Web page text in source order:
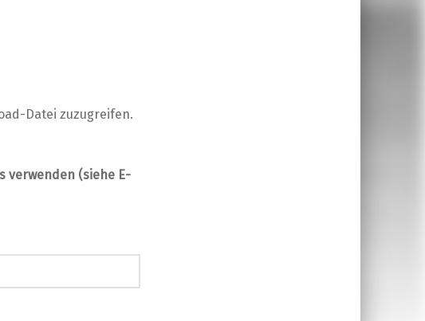
Datei zuzugreifen.
verwenden (siehe E-